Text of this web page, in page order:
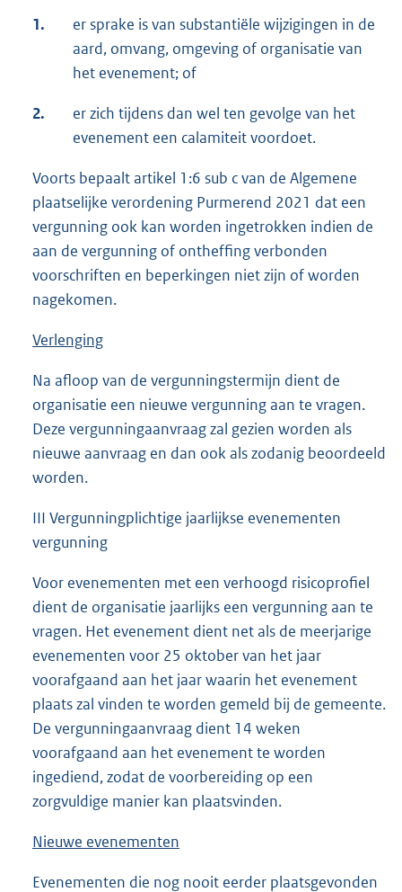
1.
er sprake is van substantiële wijzigingen in de
aard, omvang, omgeving of organisatie van
het evenement; of
2.
er zich tijdens dan wel ten gevolge van het
evenement een calamiteit voordoet.
Voorts bepaalt artikel 1:6 sub c van de Algemene
plaatselijke verordening Purmerend 2021 dat een
vergunning ook kan worden ingetrokken indien de
aan de vergunning of ontheffing verbonden
voorschriften en beperkingen niet zijn of worden
nagekomen.
Verlenging
Na afloop van de vergunningstermijn dient de
organisatie een nieuwe vergunning aan te vragen.
Deze vergunningaanvraag zal gezien worden als
nieuwe aanvraag en dan ook als zodanig beoordeeld
worden.
III Vergunningplichtige jaarlijkse evenementen
vergunning
Voor evenementen met een verhoogd risicoprofiel
dient de organisatie jaarlijks een vergunning aan te
vragen. Het evenement dient net als de meerjarige
evenementen voor 25 oktober van het jaar
voorafgaand aan het jaar waarin het evenement
plaats zal vinden te worden gemeld bij de gemeente.
De vergunningaanvraag dient 14 weken
voorafgaand aan het evenement te worden
ingediend, zodat de voorbereiding op een
zorgvuldige manier kan plaatsvinden.
Nieuwe evenementen
Evenementen die nog nooit eerder plaatsgevonden